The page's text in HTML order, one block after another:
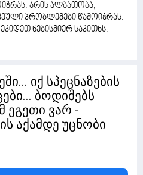
არის ალბათობა,
პრობლემები წამოიჭრას.
ნებისმიერ საკითხს.
იქ სპეცნაზების
ბოდიშებს
ეგეთი ვარ -
აქამდე უცნობი